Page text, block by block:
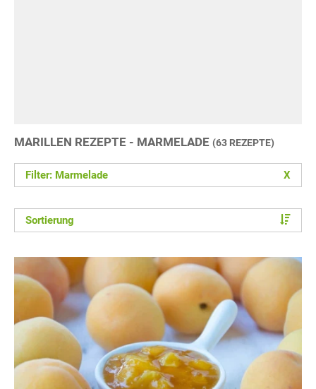
MARILLEN REZEPTE - MARMELADE (63 REZEPTE)
Filter: Marmelade X
Sortierung